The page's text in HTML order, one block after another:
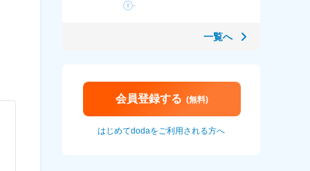
-
一覧へ
会員登録する (無料)
はじめてdodaをご利用される方へ